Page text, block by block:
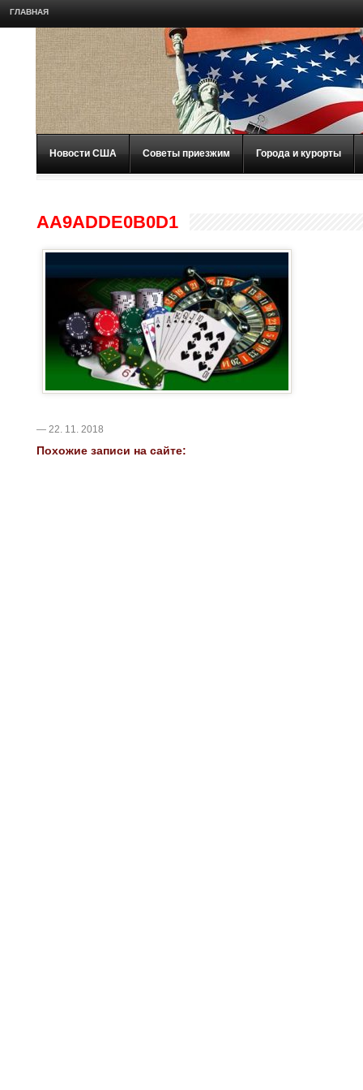
ГЛАВНАЯ
Новости США Советы приезжим Города и курорты
AA9ADDE0B0D1
— 22. 11. 2018
Похожие записи на сайте: